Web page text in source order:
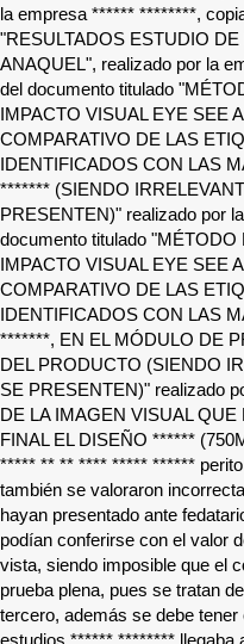
la empresa ****** ********,
"RESULTADOS ESTUDIO
ANAQUEL", realizado por la
del documento titulado
IMPACTO VISUAL EYE SEE
COMPARATIVO DE LAS
IDENTIFICADOS CON LAS
******* (SIENDO
PRESENTEN)" realizado por
documento titulado
IMPACTO VISUAL EYE SEE
COMPARATIVO DE LAS
IDENTIFICADOS CON LAS
*******, EN EL MÓDULO DE
DEL PRODUCTO (SIENDO
SE PRESENTEN)" realizado
DE LA IMAGEN VISUAL
FINAL EL DISEÑO ******
***** ** ** **** ***** ******
también se valoraron
hayan presentado ante
podían conferirse con el valor
vista, siendo imposible que el
prueba plena, pues se tratan
tercero, además se debe